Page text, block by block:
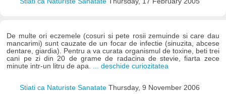
De multe ori eczemele (cosuri si pete rosii zemuinde si care dau
mancarimi) sunt cauzate de un focar de infectie (sinuzita, abcese
dentare, giardia). Pentru a va curata organismul de toxine, beti trei
cani pe zi din 20 de grame de radacina de stevie, fiarta zece
minute intr-un litru de apa. ... deschide curiozitatea
Stiati ca Naturiste Sanatate Thursday, 9 November 2006